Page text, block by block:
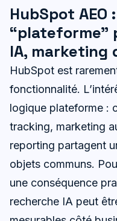
HubSpot AEO
“plateforme”
IA, marketing
HubSpot est
fonctionnalité.
logique plateforme :
tracking, marketing
reporting partagent
objets communs.
une conséquence
recherche IA peut